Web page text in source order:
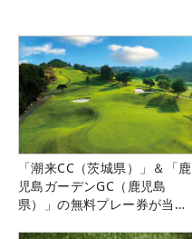
「潮来CC（茨城県）」＆「鹿
児島ガーデンGC（鹿児島
県）」の無料プレー券が当た